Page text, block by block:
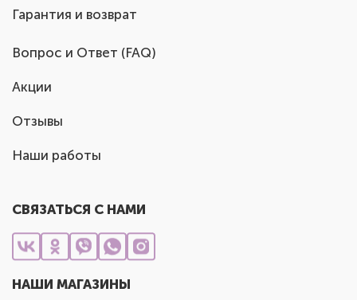
Гарантия и возврат
Вопрос и Ответ (FAQ)
Акции
Отзывы
Наши работы
СВЯЗАТЬСЯ С НАМИ
НАШИ МАГАЗИНЫ